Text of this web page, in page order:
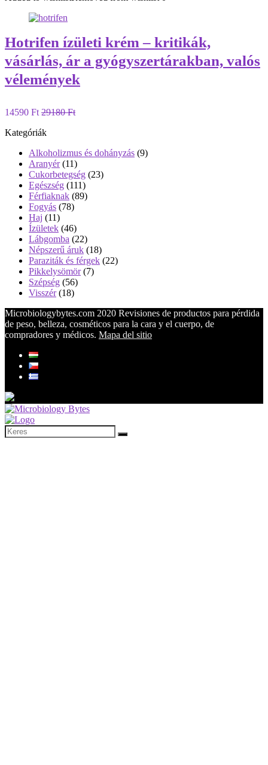
Hotrifen ízületi krém – kritikák,
vásárlás, ár a gyógyszertárakban, valós
vélemények
14590 Ft 29180 Ft
Kategóriák
Alkoholizmus és dohányzás (9)
Aranyér(11)
Cukorbetegség (23)
Egészség (111)
Férfiaknak (89)
Fogyás (78)
Haj (11)
Ízületek (46)
Lábgomba (22)
Népszerű áruk (18)
Paraziták és férgek (22)
Pikkelysömör(7)
Szépség (56)
Visszér(18)
Microbiologybytes.com 2020 Revisiones de productos para pérdida
de peso, belleza, cosméticos para la cara y el cuerpo, de
compradores y médicos. Mapa del sitio